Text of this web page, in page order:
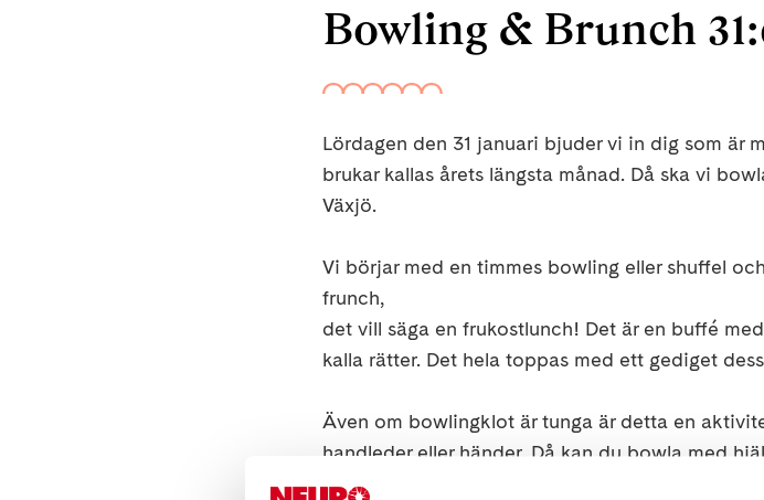
Bowling & Brunch
Lördagen den 31 januari bjuder vi in dig som är
brukar kallas årets längsta månad. Då ska vi
Växjö.
Vi börjar med en timmes bowling eller shuffel
frunch,
det vill säga en frukostlunch! Det är en buffé
kalla rätter. Det hela toppas med ett gediget
Även om bowlingklot är tunga är detta en
handleder eller händer. Då kan du bowla med
vilket är en hjälpramp som rullar ned klotet åt